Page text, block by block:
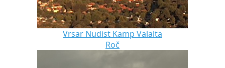
Vrsar Nudist Kamp Valalta
Roč